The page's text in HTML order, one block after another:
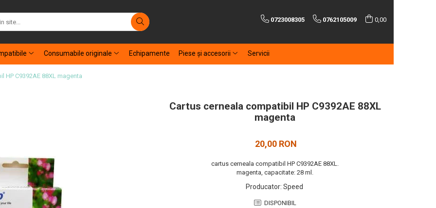
0723008305 0762105009 0,00
Consumabile originale Echipamente Piese şi accesorii Servicii
HP C9392AE 88XL magenta
Cartus cerneala compatibil HP C9392AE 88XL
magenta
20,00 RON
cartus cerneala compatibil HP C9392AE 88XL.
magenta, capacitate: 28 ml.
Producator: Speed
DISPONIBIL